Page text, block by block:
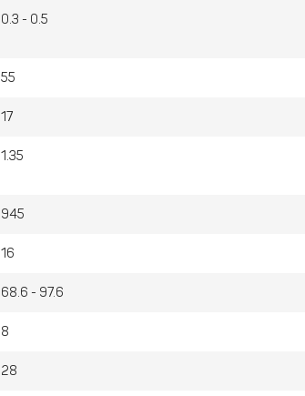
0.3 - 0.5
55
17
1.35
945
16
68.6 - 97.6
8
28